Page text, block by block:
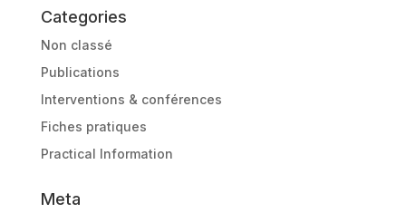
Categories
Non classé
Publications
Interventions & conférences
Fiches pratiques
Practical Information
Meta